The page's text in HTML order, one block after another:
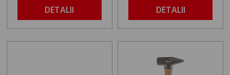
maximă admisă de 500
kg și înălțime reglabilă
de la 1,8 la 2,9 m
DETALII DETALII